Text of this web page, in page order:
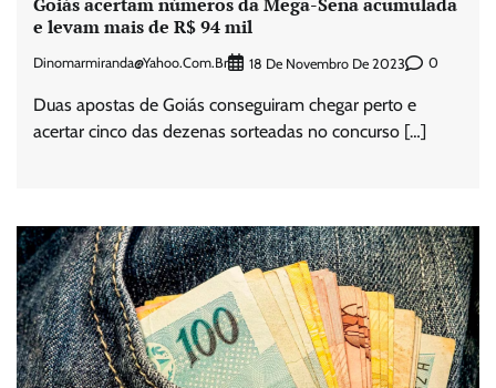
e levam mais de R$ 94 mil
Dinomarmiranda@yahoo.com.br 18 De Novembro De 2023 0
Duas apostas de Goiás conseguiram chegar perto e
acertar cinco das dezenas sorteadas no concurso […]